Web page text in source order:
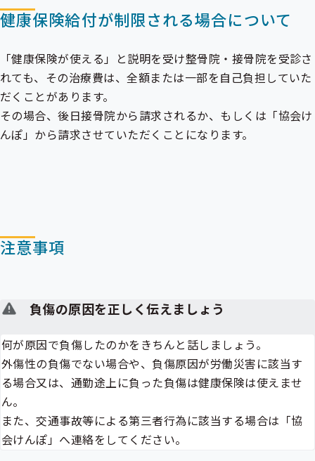
健康保険給付が制限される場合について
「健康保険が使える」と説明を受け整骨院・接骨院を受診さ
れても、その治療費は、全額または一部を自己負担していた
だくことがあります。
その場合、後日接骨院から請求されるか、もしくは「協会け
んぽ」から請求させていただくことになります。
注意事項
負傷の原因を正しく伝えましょう
何が原因で負傷したのかをきちんと話しましょう。
外傷性の負傷でない場合や、負傷原因が労働災害に該当す
る場合又は、通勤途上に負った負傷は健康保険は使えませ
ん。
また、交通事故等による第三者行為に該当する場合は「協
会けんぽ」へ連絡をしてください。